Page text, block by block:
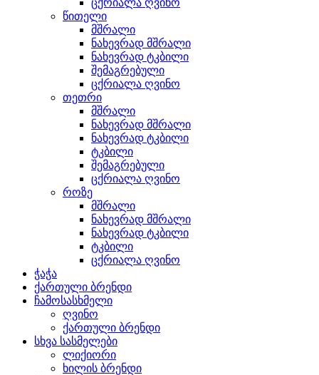
ცქრიალა ღვინო
წითელი
მშრალი
ნახევრად მშრალი
ნახევრად ტკბილი
შემაგრებული
ცქრიალა ღვინო
თეთრი
მშრალი
ნახევრად მშრალი
ნახევრად ტკბილი
ტკბილი
შემაგრებული
ცქრიალა ღვინო
როზე
მშრალი
ნახევრად მშრალი
ნახევრად ტკბილი
ტკბილი
ცქრიალა ღვინო
ჭაჭა
ქართული ბრენდი
ჩამოსასხმელი
ღვინო
ქართული ბრენდი
სხვა სასმელები
ლიქიორი
ხილის ბრენდი